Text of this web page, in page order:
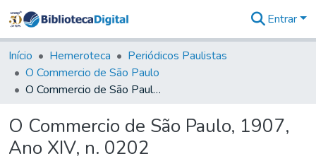
&
Coleções
Tudo na
Biblioteca
Estatísticas
Entrar
Início Hemeroteca
Periódicos Paulistas
O Commercio de São Paulo
O Commercio de São Paulo, 1907, Ano XIV, n. 0202
O Commercio de São Paulo, 1907,
Ano XIV, n. 0202